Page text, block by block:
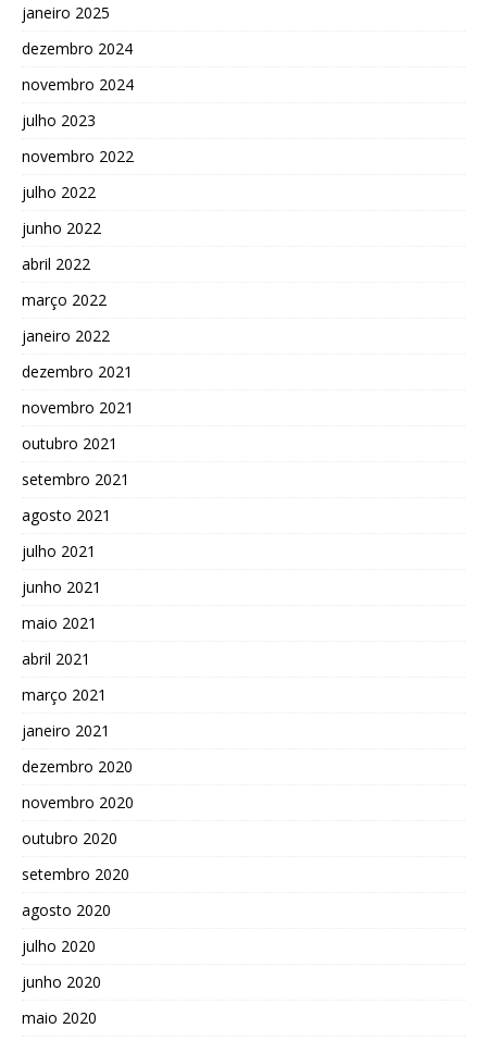
janeiro 2025
dezembro 2024
novembro 2024
julho 2023
novembro 2022
julho 2022
junho 2022
abril 2022
março 2022
janeiro 2022
dezembro 2021
novembro 2021
outubro 2021
setembro 2021
agosto 2021
julho 2021
junho 2021
maio 2021
abril 2021
março 2021
janeiro 2021
dezembro 2020
novembro 2020
outubro 2020
setembro 2020
agosto 2020
julho 2020
junho 2020
maio 2020